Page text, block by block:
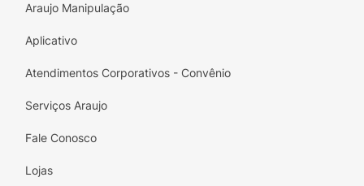
desempenho do Brasil.
Desafio ao
embasados que confrontam narrativas
oferecendo ao leitor ferramentas para
profissional com profundo conhecimento
Araujo Manipulação
Aplicativo
Atendimentos Corporativos - Convênio
Serviços Araujo
Fale Conosco
Lojas